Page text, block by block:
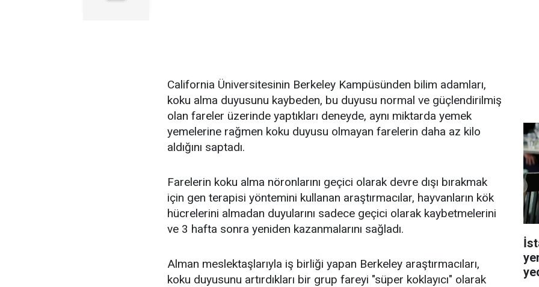
California Üniversitesinin Berkeley Kampüsünden bilim adamları,
koku alma duyusunu kaybeden, bu duyusu normal ve güçlendirilmiş
olan fareler üzerinde yaptıkları deneyde, aynı miktarda yemek
yemelerine rağmen koku duyusu olmayan farelerin daha az kilo
aldığını saptadı.
Farelerin koku alma nöronlarını geçici olarak devre dışı bırakmak
için gen terapisi yöntemini kullanan araştırmacılar, hayvanların kök
hücrelerini almadan duyularını sadece geçici olarak kaybetmelerini
ve 3 hafta sonra yeniden kazanmalarını sağladı.
Alman meslektaşlarıyla iş birliği yapan Berkeley araştırmacıları,
koku duyusunu artırdıkları bir grup fareyi "süper koklayıcı" olarak